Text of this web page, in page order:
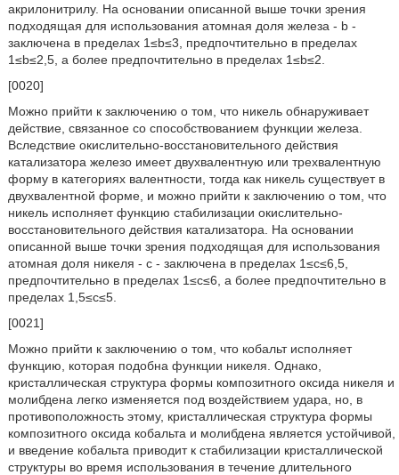
акрилонитрилу. На основании описанной выше точки зрения
подходящая для использования атомная доля железа - b -
заключена в пределах 1≤b≤3, предпочтительно в пределах
1≤b≤2,5, а более предпочтительно в пределах 1≤b≤2.
[0020]
Можно прийти к заключению о том, что никель обнаруживает
действие, связанное со способствованием функции железа.
Вследствие окислительно-восстановительного действия
катализатора железо имеет двухвалентную или трехвалентную
форму в категориях валентности, тогда как никель существует в
двухвалентной форме, и можно прийти к заключению о том, что
никель исполняет функцию стабилизации окислительно-
восстановительного действия катализатора. На основании
описанной выше точки зрения подходящая для использования
атомная доля никеля - с - заключена в пределах 1≤с≤6,5,
предпочтительно в пределах 1≤с≤6, а более предпочтительно в
пределах 1,5≤с≤5.
[0021]
Можно прийти к заключению о том, что кобальт исполняет
функцию, которая подобна функции никеля. Однако,
кристаллическая структура формы композитного оксида никеля и
молибдена легко изменяется под воздействием удара, но, в
противоположность этому, кристаллическая структура формы
композитного оксида кобальта и молибдена является устойчивой,
и введение кобальта приводит к стабилизации кристаллической
структуры во время использования в течение длительного